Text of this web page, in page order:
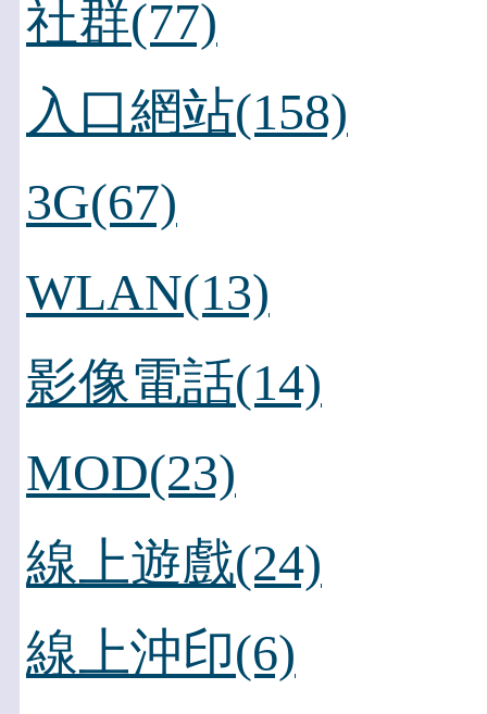
社群(77)
入口網站(158)
3G(67)
WLAN(13)
影像電話(14)
MOD(23)
線上遊戲(24)
線上沖印(6)